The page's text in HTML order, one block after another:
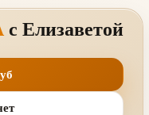
с Елизаветой